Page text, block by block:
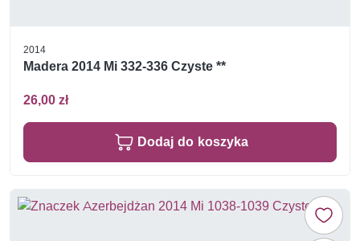
2014
Madera 2014 Mi 332-336 Czyste **
26,00 zł
Dodaj do koszyka